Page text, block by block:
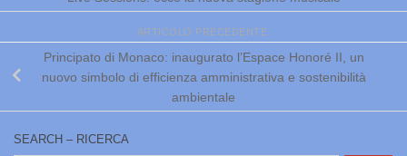
ARTICOLO PRECEDENTE
Principato di Monaco: inaugurato l’Espace Honoré II, un
nuovo simbolo di efficienza amministrativa e sostenibilità
ambientale
SEARCH – RICERCA